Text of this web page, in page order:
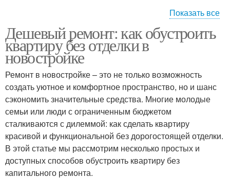
Подрядчик для ремонта Ремонт без отделки
Подготовка к ремонту
Ремонт в холодный
период
Показать все
Дешевый ремонт: как обустроить
квартиру без отделки в
новостройке
Ремонт в новостройке – это не только возможность
создать уютное и комфортное пространство, но и шанс
сэкономить значительные средства. Многие молодые
семьи или люди с ограниченным бюджетом
сталкиваются с дилеммой: как сделать квартиру
красивой и функциональной без дорогостоящей отделки.
В этой статье мы рассмотрим несколько простых и
доступных способов обустроить квартиру без
капитального ремонта.